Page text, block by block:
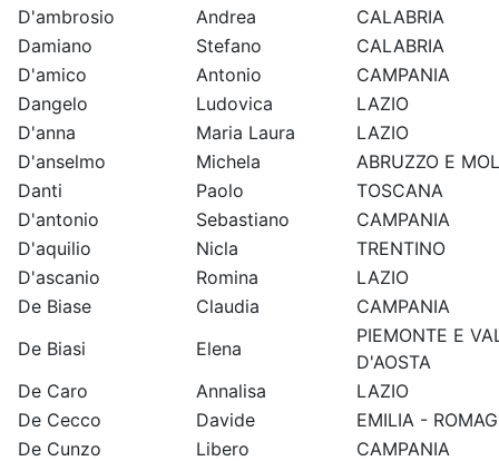
D'ambrosio
Andrea
CALABRIA
Damiano
Stefano
CALABRIA
D'amico
Antonio
CAMPANIA
Dangelo
Ludovica
LAZIO
D'anna
Maria Laura
LAZIO
D'anselmo
Michela
ABRUZZO E
Danti
Paolo
TOSCANA
D'antonio
Sebastiano
CAMPANIA
D'aquilio
Nicla
TRENTINO
D'ascanio
Romina
LAZIO
De Biase
Claudia
CAMPANIA
De Biasi
Elena
PIEMONTE E
D'AOSTA
De Caro
Annalisa
LAZIO
De Cecco
Davide
EMILIA -
De Cunzo
Libero
CAMPANIA